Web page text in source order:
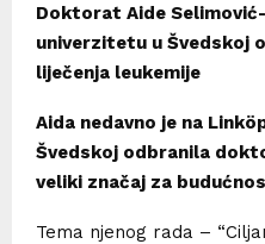
Doktorat Aide
univerzitetu u Švedskoj
liječenja leukemije
Aida nedavno je na
Švedskoj odbranila
veliki značaj za
Tema njenog rada –